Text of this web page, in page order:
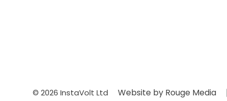
© 2026 InstaVolt Ltd Website by Rouge Media